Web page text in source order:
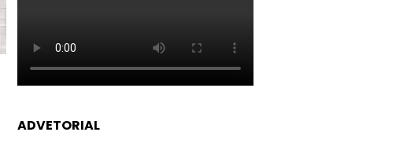
ADVETORIAL